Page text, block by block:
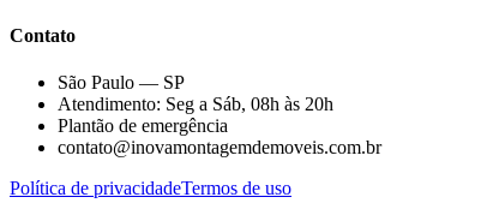
Contato
São Paulo — SP
Atendimento: Seg a Sáb, 08h às 20h
Plantão de emergência
contato@inovamontagemdemoveis.com.br
Política de privacidadeTermos de uso